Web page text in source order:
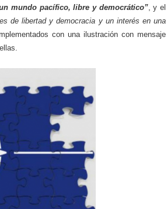
mundo pacífico, libre y democrático”, y el
de libertad y democracia y un interés en una
con una ilustración con mensaje